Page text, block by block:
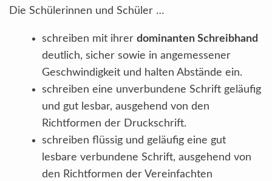
Die Schülerinnen und Schüler …
schreiben mit ihrer dominanten Schreibhand
deutlich, sicher sowie in angemessener
Geschwindigkeit und halten Abstände ein.
schreiben eine unverbundene Schrift geläufig
und gut lesbar, ausgehend von den
Richtformen der Druckschrift.
schreiben flüssig und geläufig eine gut
lesbare verbundene Schrift, ausgehend von
den Richtformen der Vereinfachten